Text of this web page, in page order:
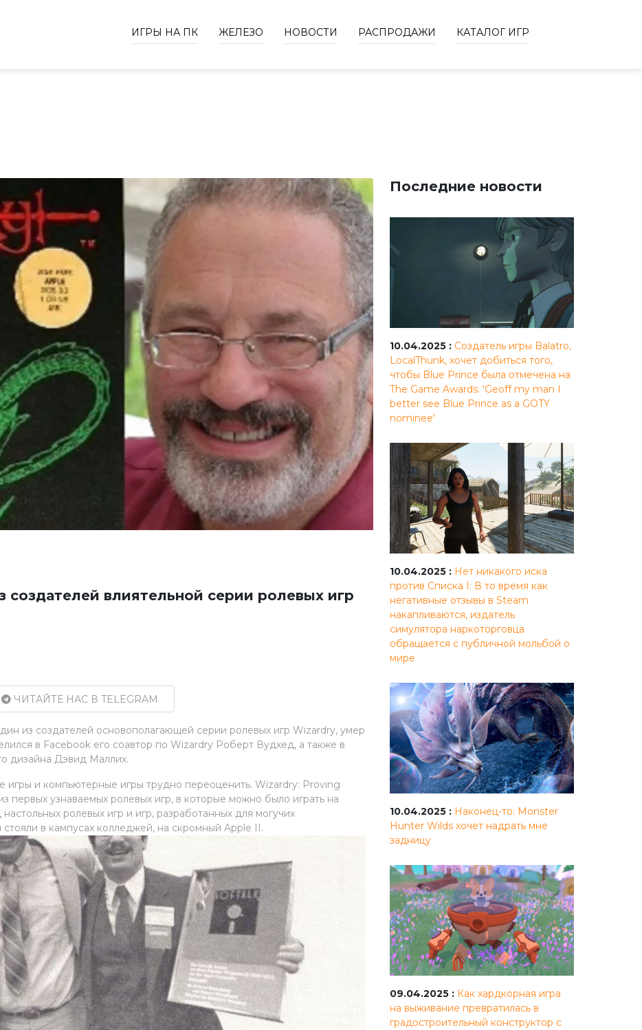
ИГРЫ НА ПК ЖЕЛЕЗО НОВОСТИ РАСПРОДАЖИ КАТАЛОГ ИГР
влиятельной серии ролевых игр
ЧИТАЙТЕ НАС В TELEGRAM
из создателей основополагающей серии ролевых игр Wizardry, умер
в Facebook его соавтор по Wizardry Роберт Вудхед, а также в
дизайна Дэвид Маллих.
игры и компьютерные игры трудно переоценить. Wizardry: Proving
первых узнаваемых ролевых игр, в которые можно было играть на
ролевых игр и игр, разработанных для могучих
в кампусах колледжей, на скромный Apple II.
Последние новости
10.04.2025 : Создатель игры Balatro,
LocalThunk, хочет добиться того,
чтобы Blue Prince была отмечена на
The Game Awards: 'Geoff my man I
better see Blue Prince as a GOTY
nominee'
10.04.2025 : Нет никакого иска
против Списка I: В то время как
негативные отзывы в Steam
накапливаются, издатель
симулятора наркоторговца
обращается с публичной мольбой о
мире
10.04.2025 : Наконец-то: Monster
Hunter Wilds хочет надрать мне
задницу
09.04.2025 : Как хардкорная игра
на выживание превратилась в
градостроительный конструктор с